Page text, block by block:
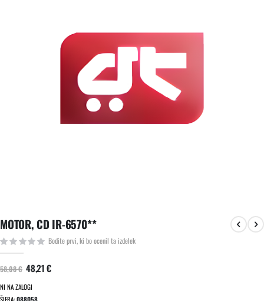
na
začetek
galerije
MOTOR, CD IR-6570**
Bodite prvi, ki bo ocenil ta izdelek
58,08 € 48,21 €
NI NA ZALOGI
ŠIFRA 088058